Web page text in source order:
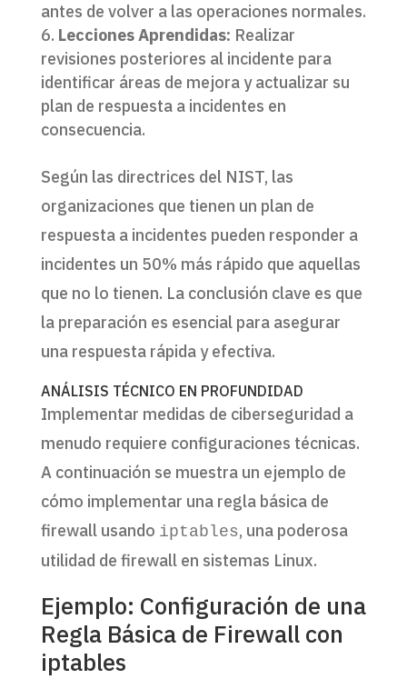
antes de volver a las operaciones normales.
Lecciones Aprendidas: Realizar
revisiones posteriores al incidente para
identificar áreas de mejora y actualizar su
plan de respuesta a incidentes en
consecuencia.
Según las directrices del NIST, las
organizaciones que tienen un plan de
respuesta a incidentes pueden responder a
incidentes un 50% más rápido que aquellas
que no lo tienen. La conclusión clave es que
la preparación es esencial para asegurar
una respuesta rápida y efectiva.
ANÁLISIS TÉCNICO EN PROFUNDIDAD
Implementar medidas de ciberseguridad a
menudo requiere configuraciones técnicas.
A continuación se muestra un ejemplo de
cómo implementar una regla básica de
firewall usando iptables, una poderosa
utilidad de firewall en sistemas Linux.
Ejemplo: Configuración de una
Regla Básica de Firewall con
iptables